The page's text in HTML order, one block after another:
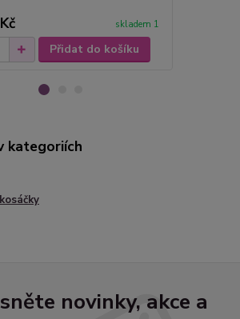
skladem 1
Přidat do košíku
kategoriích
novinky, akce a